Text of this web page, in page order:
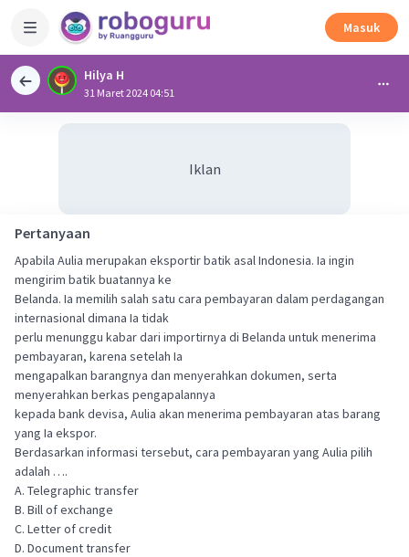
Masuk
Hilya H
31 Maret 2024 04:51
Iklan
Pertanyaan
Apabila Aulia merupakan eksportir batik asal Indonesia. Ia ingin
mengirim batik buatannya ke
Belanda. Ia memilih salah satu cara pembayaran dalam perdagangan
internasional dimana Ia tidak
perlu menunggu kabar dari importirnya di Belanda untuk menerima
pembayaran, karena setelah Ia
mengapalkan barangnya dan menyerahkan dokumen, serta
menyerahkan berkas pengapalannya
kepada bank devisa, Aulia akan menerima pembayaran atas barang
yang Ia ekspor.
Berdasarkan informasi tersebut, cara pembayaran yang Aulia pilih
adalah ….
A. Telegraphic transfer
B. Bill of exchange
C. Letter of credit
D. Document transfer